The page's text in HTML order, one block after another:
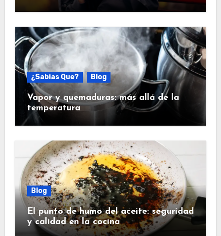
¿Sabias Que? Blog
Vapor y quemaduras: más allá de la
temperatura
Blog
El punto de humo del aceite: seguridad
y calidad en la cocina